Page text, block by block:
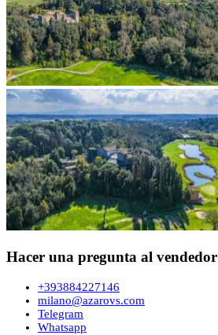
Hacer una pregunta al vendedor
+393884227146
milano@azarovs.com
Telegram
Whatsapp